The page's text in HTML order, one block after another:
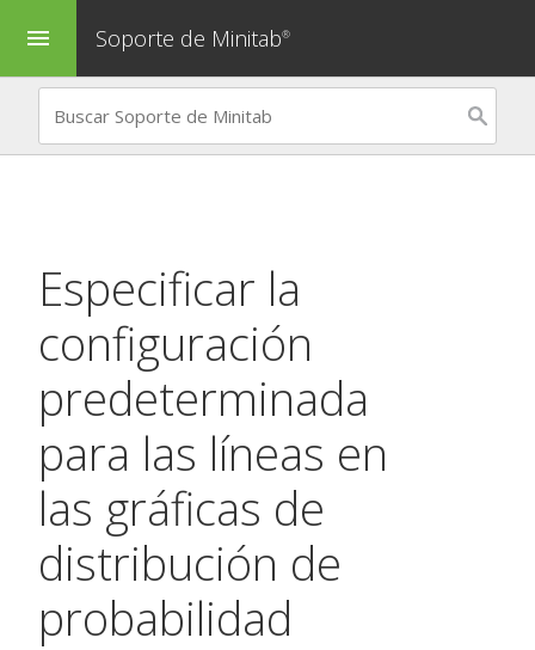
menu Soporte de Minitab®
Especificar la
configuración
predeterminada
para las líneas en
las gráficas de
distribución de
probabilidad